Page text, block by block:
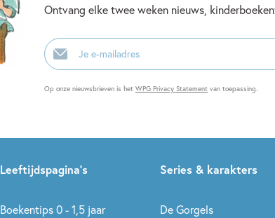
Ontvang elke twee weken nieuws,
E-
mailadres
Op onze nieuwsbrieven is het WPG Privacy Statement van toepassing.
Leeftijdspagina’s
Boekentips 0 - 1,5 jaar
Series & karakters
De Gorgels